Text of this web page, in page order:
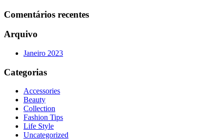
Comentários recentes
Arquivo
Janeiro 2023
Categorias
Accessories
Beauty
Collection
Fashion Tips
Life Style
Uncategorized